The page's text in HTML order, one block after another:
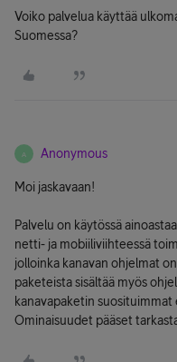
Voiko palvelua käyttää
Suomessa?
A Anonymous
Moi jaskavaan!
Palvelu on käytössä
netti- ja mobiiliviihteessä
jolloinka kanavan ohjelmat
paketeista sisältää myös
kanavapaketin suosituimmat
Ominaisuudet pääset